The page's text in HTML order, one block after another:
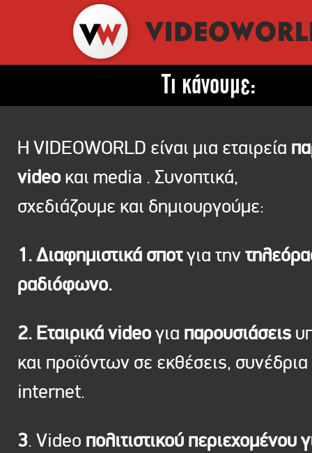
Τι κάνουμε:
Η VIDEOWORLD είναι μια εταιρεία
video και media . Συνοπτικά,
σχεδιάζουμε και δημιουργούμε:
1. Διαφημιστικά σποτγια την
ραδιόφωνο.
2. Εταιρικά videoγια παρουσιάσεις
και προϊόντων σε εκθέσεις, συνέδρια
internet.
3. Video πολιτιστικού περιεχομένου